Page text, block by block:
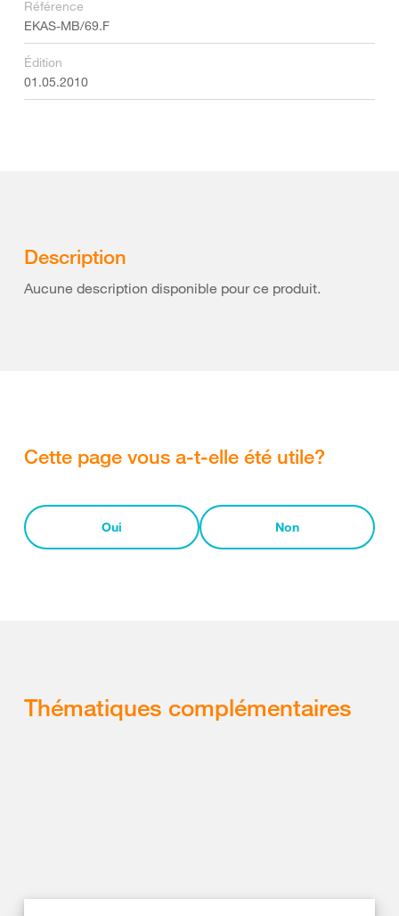
Référence
EKAS-MB/69.F
Édition
01.05.2010
Description
Aucune description disponible pour ce produit.
Cette page vous a-t-elle été utile?
Oui Non
Thématiques complémentaires